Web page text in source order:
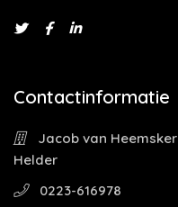
Contactinformatie
Jacob van
Helder
0223-616978